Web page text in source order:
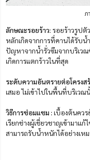
ภ
ลักษณะรอยร้าว: รอยร้าวรูปตั
หลักเกิดจากการที่คานได้รับน้
ปัญหาจากน้ำรั่วซึมจากบริเว
เกิดการแตกร้าวในที่สุด
ระดับความอันตรายต่อโครงสร้
เสมอ ไม่เข้าไปในพื้นที่บริเวณ
วิธีการซ่อมแซม : เบื้องต้นคว
เรียกช่างผู้เชี่ยวชาญเข้ามาแ
สามารถรับน้ำหนักได้อย่างเห